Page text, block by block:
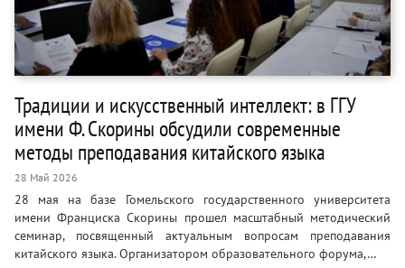
Традиции и искусственный интеллект: в ГГУ
имени Ф. Скорины обсудили современные
методы преподавания китайского языка
28 Май 2026
28 мая на базе Гомельского государственного университета
имени Франциска Скорины прошел масштабный методический
семинар, посвященный актуальным вопросам преподавания
китайского языка. Организатором образовательного форума,…